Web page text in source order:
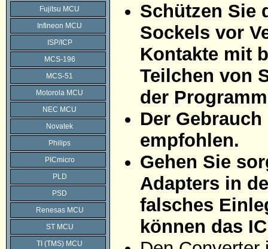
Fujitsu MCU
Infineon MCU
ISP/ICP
MCS-196
MCS-51
Motorola MCU
NEC MCU
Novatek
Philips
PICmicro
PLD
PSD
Renesas MCU
ST MCU
TI (TMS) MCU
Schützen Sie
Sockels vor
Kontakte mit
Teilchen von
der
Der
empfohlen.
Gehen Sie
Adapters in
falsches
können das